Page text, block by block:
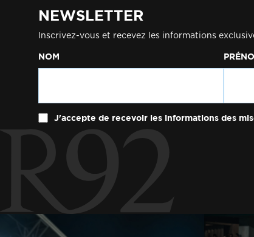
NEWSLETTER
Inscrivez-vous et recevez les informations
NOM
J'accepte de recevoir les informations des